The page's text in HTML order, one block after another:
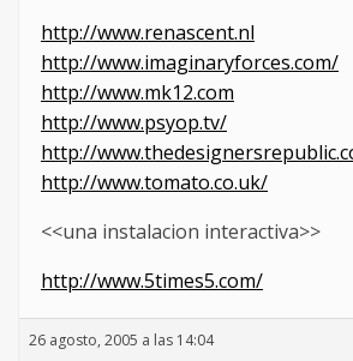
http://www.renascent.nl
http://www.imaginaryforces.com/
http://www.mk12.com
http://www.psyop.tv/
http://
http://www.tomato.co.uk/
<<una instalacion interactiva>>
http://www.5times5.com/
26 agosto, 2005 a las 14:04